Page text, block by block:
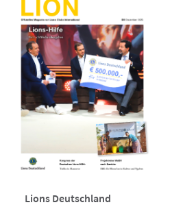
Lions Deutschland